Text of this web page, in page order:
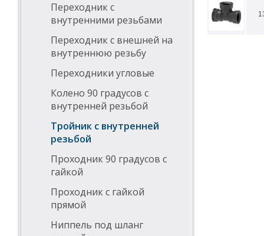
Переходник с
внутренними резьбами
Переходник с внешней на
внутреннюю резьбу
Переходники угловые
Колено 90 градусов с
внутренней резьбой
Тройник с внутренней
резьбой
Проходник 90 градусов с
гайкой
Проходник с гайкой
прямой
Ниппель под шланг